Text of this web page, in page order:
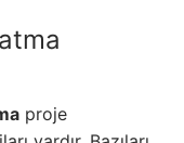
proje